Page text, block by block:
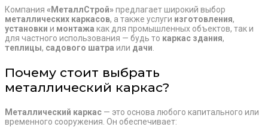
Компания «МеталлСтрой»предлагает широкий выбор
металлических каркасов, а также услуги изготовления,
установки и монтажа как для промышленных объектов, так и
для частного использования — будь то каркас здания,
теплицы, садового шатра или дачи
Почему стоит выбрать
металлический каркас?
Металлический каркас — это основа любого капитального или
временного сооружения. Он обеспечивает: